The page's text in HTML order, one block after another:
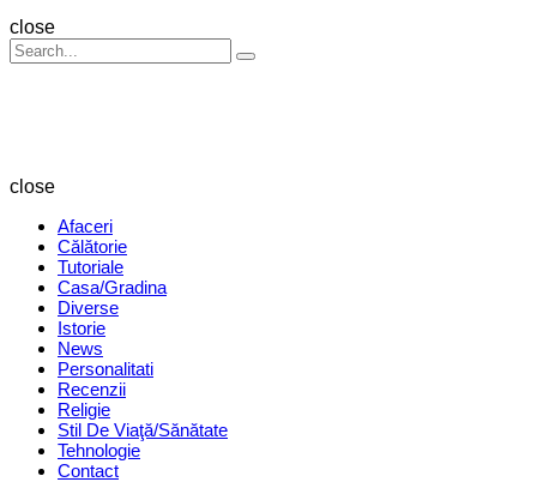
Search
close
Search
for:
Search
close
Afaceri
Călătorie
Tutoriale
Casa/Gradina
Diverse
Istorie
News
Personalitati
Recenzii
Religie
Stil De Viaţă/Sănătate
Tehnologie
Contact